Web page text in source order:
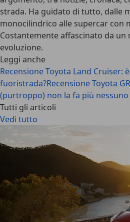
strada. Ha guidato di tutto, dalle
monocilindrico alle supercar con
Costantemente affascinato da
evoluzione.
Leggi anche
Recensione Toyota Land Cruiser:
fuoristrada?Recensione Toyota
(purtroppo) non la fa più nessuno
Tutti gli articoli
Vedi tutto